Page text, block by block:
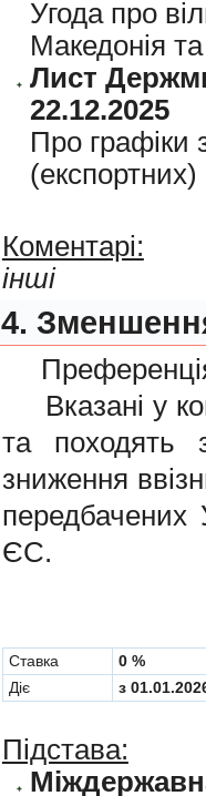
Угода про
Македонiя
Лист
22.12.2025
Про графiки
Коментарі:
інші
4.
Вказані у
та походять
зниження
передбачених
ЄС.
Cтавка
0 %
Діє
з
Підстава: